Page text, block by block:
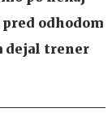
odhodom
dejal trener